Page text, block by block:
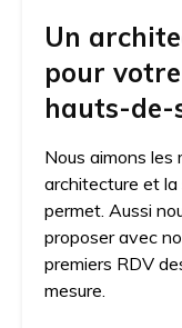
Un
pour
hauts-de-
Nous aimons les
architecture et la
permet. Aussi
proposer avec
premiers RDV
mesure.